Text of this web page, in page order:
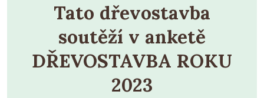
Tato dřevostavba
soutěží v anketě
DŘEVOSTAVBA ROKU
2023